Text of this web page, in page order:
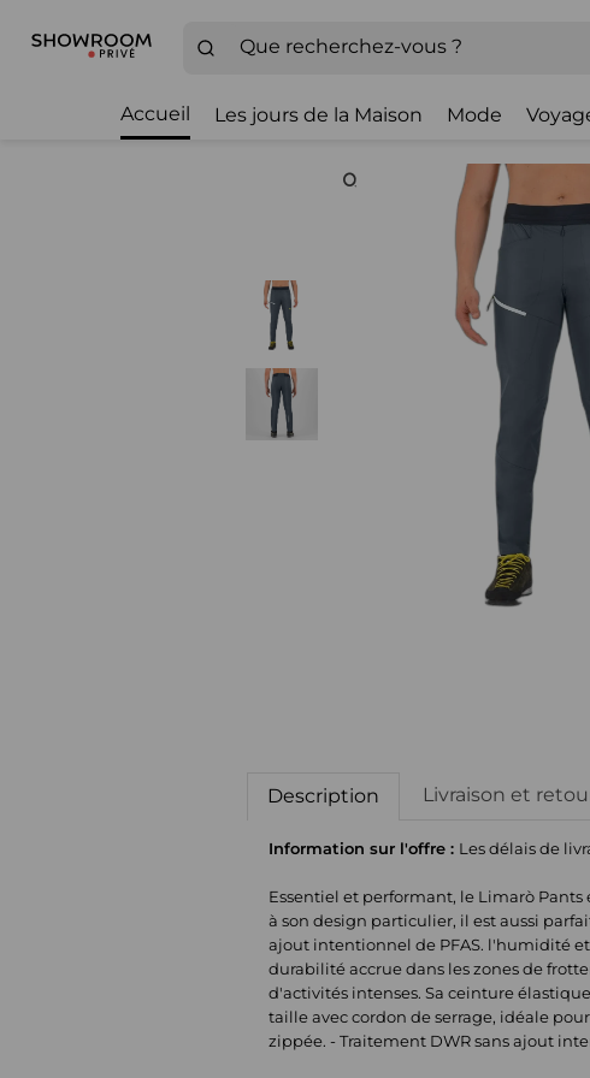
Accueil Les jours de la Maison Mode
Description Livraison et
Information sur l'offre : Les délais de
Essentiel et performant, le Limarò
à son design particulier, il est aussi
ajout intentionnel de PFAS. l'humidité
durabilité accrue dans les zones de
d'activités intenses. Sa ceinture
taille avec cordon de serrage, idéale
zippée. - Traitement DWR sans ajout